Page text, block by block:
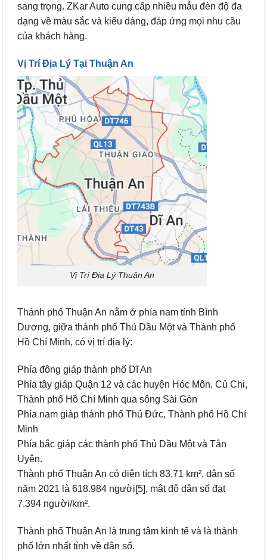
sang trọng. ZKar Auto cung cấp nhiều mẫu đèn độ đa
dạng về màu sắc và kiểu dáng, đáp ứng mọi nhu cầu
của khách hàng.
Vị Trí Địa Lý Tại Thuận An
Vị Trí Địa Lý Thuận An
Thành phố Thuận An nằm ở phía nam tỉnh Bình
Dương, giữa thành phố Thủ Dầu Một và Thành phố
Hồ Chí Minh, có vị trí địa lý:
Phía đông giáp thành phố Dĩ An
Phía tây giáp Quận 12 và các huyện Hóc Môn, Củ Chi,
Thành phố Hồ Chí Minh qua sông Sài Gòn
Phía nam giáp thành phố Thủ Đức, Thành phố Hồ Chí
Minh
Phía bắc giáp các thành phố Thủ Dầu Một và Tân
Uyên.
Thành phố Thuận An có diện tích 83,71 km², dân số
năm 2021 là 618.984 người[5], mật độ dân số đạt
7.394 người/km².
Thành phố Thuận An là trung tâm kinh tế và là thành
phố lớn nhất tỉnh về dân số.